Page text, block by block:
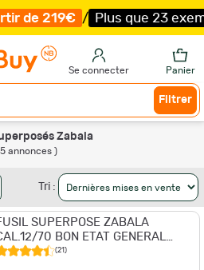
219€ / Plus que 23
Se connecter Panier
Filtrer
Zabala
annonces )
Tri :
SUPERPOSE ZABALA
70 BON ETAT GENERAL
(21)